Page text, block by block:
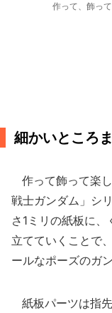
作って、飾っ
細かいところ
作って飾って楽
戦士ガンダム」シ
さ1ミリの紙板に
立てていくことで
ールなポーズのガ
紙板パーツは指